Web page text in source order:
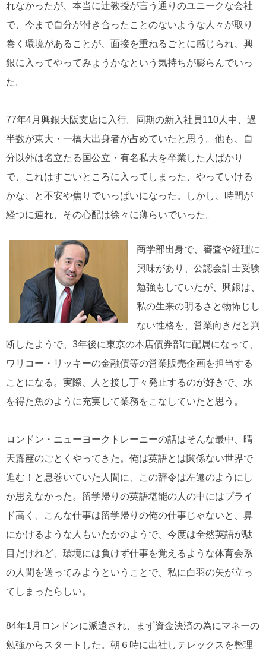
れなかったが、本当に辻教授が言う通りのユニークな会社
で、今まで自分が付き合ったことのないような人々が取り
巻く環境があることが、面接を重ねるごとに感じられ、興
銀に入ってやってみようかなという気持ちが膨らんでいっ
た。
77年4月興銀大阪支店に入行。同期の新入社員110人中、過
半数が東大・一橋大出身者が占めていたと思う。他も、自
分以外は名立たる国公立・有名私大を卒業した人ばかり
で、これはすごいところに入ってしまった、やっていける
かな、と不安や焦りでいっぱいになった。しかし、時間が
経つに連れ、その心配は徐々に薄らいでいった。
商学部出身で、審査や経理に
興味があり、公認会計士受験
勉強もしていたが、興銀は、
私の生来の明るさと物怖じし
ない性格を、営業向きだと判
断したようで、3年後に東京の本店債券部に配属になって、
ワリコー・リッキーの金融債等の営業販売企画を担当する
ことになる。実際、人と接し丁々発止するのが好きで、水
を得た魚のように充実して業務をこなしていたと思う。
ロンドン・ニューヨークトレーニーの話はそんな最中、晴
天霹靂のごとくやってきた。俺は英語とは関係ない世界で
進む！と息巻いていた人間に、この辞令は左遷のようにし
か思えなかった。留学帰りの英語堪能の人の中にはプライ
ド高く、こんな仕事は留学帰りの俺の仕事じゃないと、鼻
にかけるような人もいたかのようで、今度は全然英語が駄
目だけれど、環境には負けず仕事を覚えるような体育会系
の人間を送ってみようということで、私に白羽の矢が立っ
てしまったらしい。
84年1月ロンドンに派遣され、まず資金決済の為にマネーの
勉強からスタートした。朝６時に出社しテレックスを整理